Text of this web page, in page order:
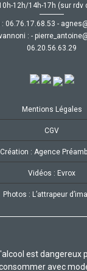
12h/14h-17h (sur rdv
-
35.86.71.67.60
: -
92.36.65.02.60
Mentions Légales
CGV
Création : Agence
Vidéos : Evrox
Photos : L’attrapeur
est dangereux
avec